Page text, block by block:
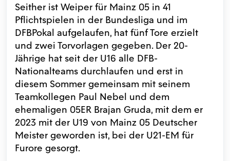
Seither ist Weiper für Mainz 05 in 41
Pflichtspielen in der Bundesliga und im
DFBPokal aufgelaufen, hat fünf Tore erzielt
und zwei Torvorlagen gegeben. Der 20-
Jährige hat seit der U16 alle DFB-
Nationalteams durchlaufen und erst in
diesem Sommer gemeinsam mit seinem
Teamkollegen Paul Nebel und dem
ehemaligen 05ER Brajan Gruda, mit dem er
2023 mit der U19 von Mainz 05 Deutscher
Meister geworden ist, bei der U21-EM für
Furore gesorgt.